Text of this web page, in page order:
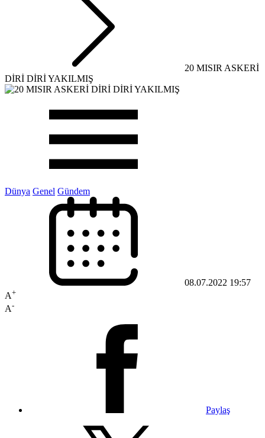
20 MISIR ASKERİ
DİRİ DİRİ YAKILMIŞ
Dünya Genel Gündem
08.07.2022 19:57
A+
A-
Paylaş